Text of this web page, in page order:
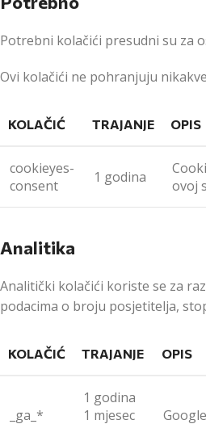
Potrebni kolačići presudni su za
Ovi kolačići ne pohranjuju
KOLAČIĆ TRAJANJE OPIS
cookieyes-
consent
1 godina
ovoj
Analitika
Analitički kolačići koriste se za
podacima o broju posjetitelja,
KOLAČIĆ TRAJANJE OPIS
_ga_*
1 godina
1 mjesec